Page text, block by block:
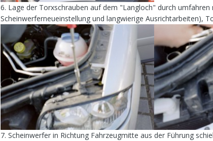
6. Lage der Torxschrauben auf dem "Langloch" durch
Scheinwerferneueinstellung und langwierige Ausrichtarbeiten),
7. Scheinwerfer in Richtung Fahrzeugmitte aus der Führung